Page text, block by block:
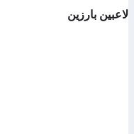
لاعبين بارزين